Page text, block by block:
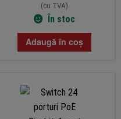
(cu TVA)
În stoc
Adaugă în coș